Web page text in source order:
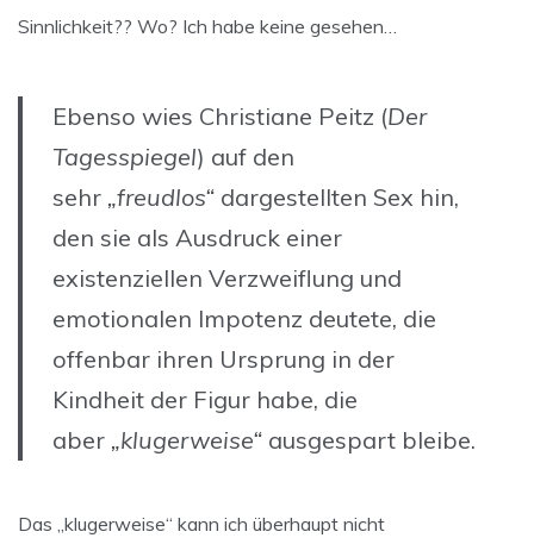
Sinnlichkeit?? Wo? Ich habe keine gesehen…
Ebenso wies Christiane Peitz (Der
Tagesspiegel) auf den
sehr „freudlos“ dargestellten Sex hin,
den sie als Ausdruck einer
existenziellen Verzweiflung und
emotionalen Impotenz deutete, die
offenbar ihren Ursprung in der
Kindheit der Figur habe, die
aber „klugerweise“ ausgespart bleibe.
Das „klugerweise“ kann ich überhaupt nicht